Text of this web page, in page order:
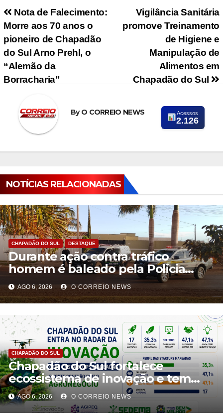
Navegação de PostVigilância Sanitária
promove Treinamento
de Higiene e
Manipulação de
Alimentos em
Chapadão do Sul
Nota de Falecimento:
Morre aos 70 anos o
pioneiro de Chapadão
do Sul Arno Prehl, o
“Alemão da
Borracharia”
ByO CORREIO NEWS Acessos
2.126
NOTÍCIAS RELACIONADAS
CHAPADÃO DO SUL DESTAQUE
Durante ação contra tráfico
homem é baleado pela Policia
Militar em Chapadão do Sul
AGO 6, 2026 O CORREIO NEWS
CHAPADÃO DO SUL
Chapadão do Sul fortalece
ecossistema de inovação e tem
oito propostas classificadas no
Centelha 3
AGO 6, 2026 O CORREIO NEWS